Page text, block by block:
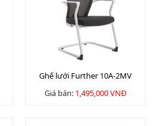
Ghế lưới Further 10A-2MV
Giá bán: 1,495,000 VNĐ